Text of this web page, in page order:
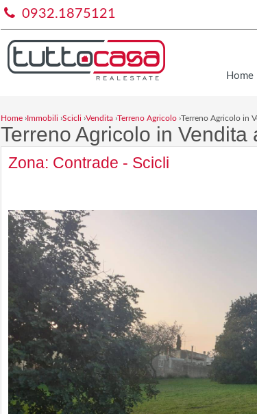
0932.1875121
Home
Home ›Immobili ›Scicli ›Vendita ›Terreno Agricolo ›Terreno Agricolo in
Terreno Agricolo in Vendita
Zona: Contrade - Scicli